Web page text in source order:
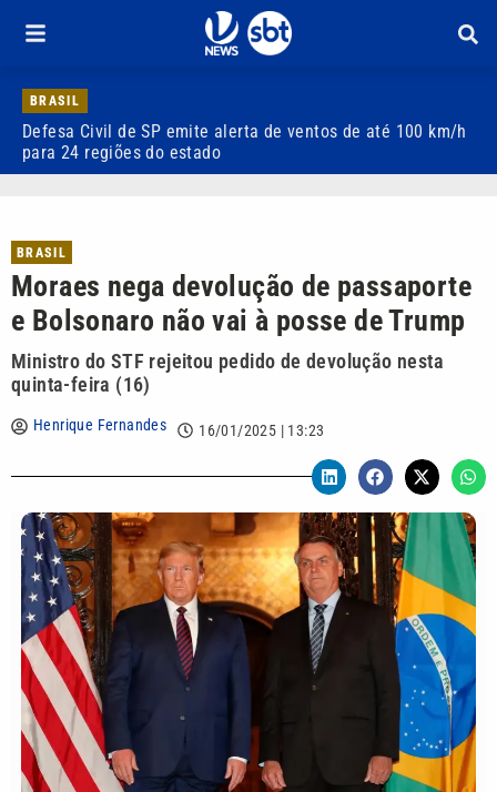
BRASIL
Defesa Civil de SP emite alerta de ventos de até 100 km/h
para 24 regiões do estado
BRASIL
Moraes nega devolução de passaporte
e Bolsonaro não vai à posse de Trump
Ministro do STF rejeitou pedido de devolução nesta
quinta-feira (16)
Henrique Fernandes 16/01/2025 | 13:23